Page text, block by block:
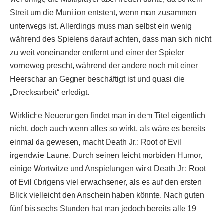
Streit um die Munition entsteht, wenn man zusammen
unterwegs ist. Allerdings muss man selbst ein wenig
während des Spielens darauf achten, dass man sich nicht
zu weit voneinander entfernt und einer der Spieler
vorneweg prescht, während der andere noch mit einer
Heerschar an Gegner beschäftigt ist und quasi die
„Drecksarbeit“ erledigt.
Wirkliche Neuerungen findet man in dem Titel eigentlich
nicht, doch auch wenn alles so wirkt, als wäre es bereits
einmal da gewesen, macht Death Jr.: Root of Evil
irgendwie Laune. Durch seinen leicht morbiden Humor,
einige Wortwitze und Anspielungen wirkt Death Jr.: Root
of Evil übrigens viel erwachsener, als es auf den ersten
Blick vielleicht den Anschein haben könnte. Nach guten
fünf bis sechs Stunden hat man jedoch bereits alle 19